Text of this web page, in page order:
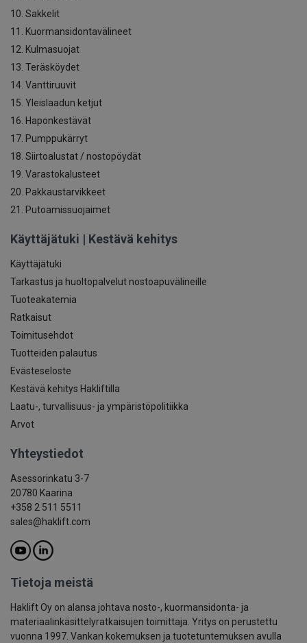
10. Sakkelit
11. Kuormansidontavälineet
12. Kulmasuojat
13. Teräsköydet
14. Vanttiruuvit
15. Yleislaadun ketjut
16. Haponkestävät
17. Pumppukärryt
18. Siirtoalustat / nostopöydät
19. Varastokalusteet
20. Pakkaustarvikkeet
21. Putoamissuojaimet
Käyttäjätuki | Kestävä kehitys
Käyttäjätuki
Tarkastus ja huoltopalvelut nostoapuvälineille
Tuoteakatemia
Ratkaisut
Toimitusehdot
Tuotteiden palautus
Evästeseloste
Kestävä kehitys Hakliftilla
Laatu-, turvallisuus- ja ympäristöpolitiikka
Arvot
Yhteystiedot
Asessorinkatu 3-7
20780 Kaarina
+358 2 511 5511
sales@haklift.com
Tietoja meistä
Haklift Oy on alansa johtava nosto-, kuormansidonta- ja
materiaalinkäsittelyratkaisujen toimittaja. Yritys on perustettu
vuonna 1997. Vankan kokemuksen ja tuotetuntemuksen avulla